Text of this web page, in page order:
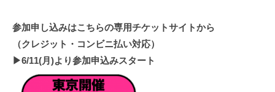
参加申し込みはこちらの専用チケットサイトから
（クレジット・コンビニ払い対応）
▶︎6/11(月)より参加申込みスタート